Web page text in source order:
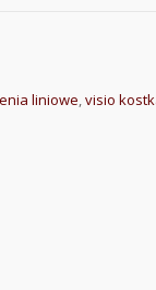
liniowe,visio